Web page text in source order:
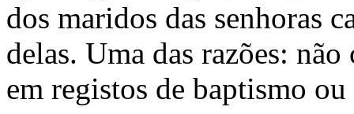
dos maridos das senhoras
delas. Uma das razões:
em registos de baptismo